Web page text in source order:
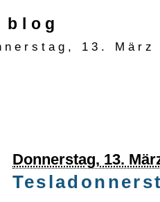
13. März
Donnerstag, 13.